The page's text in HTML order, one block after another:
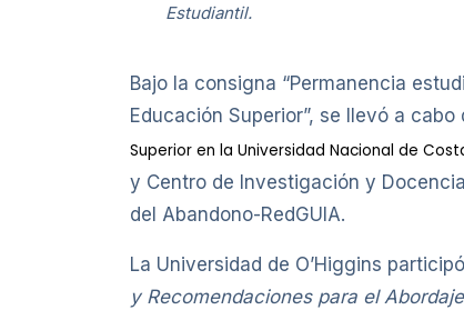
Estudiantil.
Bajo la consigna “Permanencia
Educación Superior”, se llevó a
Superior en la Universidad Nacional de
y Centro de Investigación y
del Abandono-RedGUIA.
La Universidad de O’Higgins
y Recomendaciones para el